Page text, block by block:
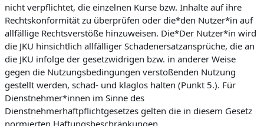
nicht verpflichtet, die einzelnen Kurse bzw. Inhalte auf ihre
Rechtskonformität zu überprüfen oder die*den Nutzer*in auf
allfällige Rechtsverstöße hinzuweisen. Die*Der Nutzer*in wird
die JKU hinsichtlich allfälliger Schadenersatzansprüche, die an
die JKU infolge der gesetzwidrigen bzw. in anderer Weise
gegen die Nutzungsbedingungen verstoßenden Nutzung
gestellt werden, schad- und klaglos halten (Punkt 5.). Für
Dienstnehmer*innen im Sinne des
Dienstnehmerhaftpflichtgesetzes gelten die in diesem Gesetz
normierten Haftungsbeschränkungen.